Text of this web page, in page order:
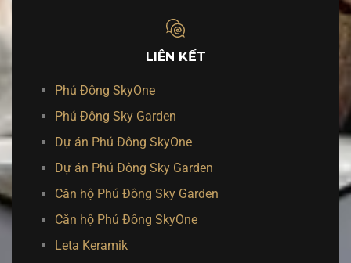
LIÊN KẾT
Phú Đông SkyOne
Phú Đông Sky Garden
Dự án Phú Đông SkyOne
Dự án Phú Đông Sky Garden
Căn hộ Phú Đông Sky Garden
Căn hộ Phú Đông SkyOne
Leta Keramik